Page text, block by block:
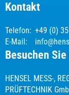
Kontakt
Telefon: +49 (0)
E-Mail:
Besuchen
HENSEL MESS-,
PRÜFTECHNIK